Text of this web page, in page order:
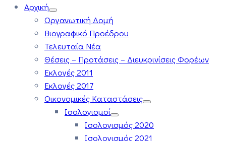
Αρχική
Οργανωτική Δομή
Βιογραφικό Προέδρου
Τελευταία Νέα
Θέσεις – Προτάσεις – Διευκρινίσεις Φορέων
Εκλογές 2011
Εκλογές 2017
Οικονομικές Καταστάσεις
Ισολογισμοί
Ισολογισμός 2020
Ισολογισμός 2021